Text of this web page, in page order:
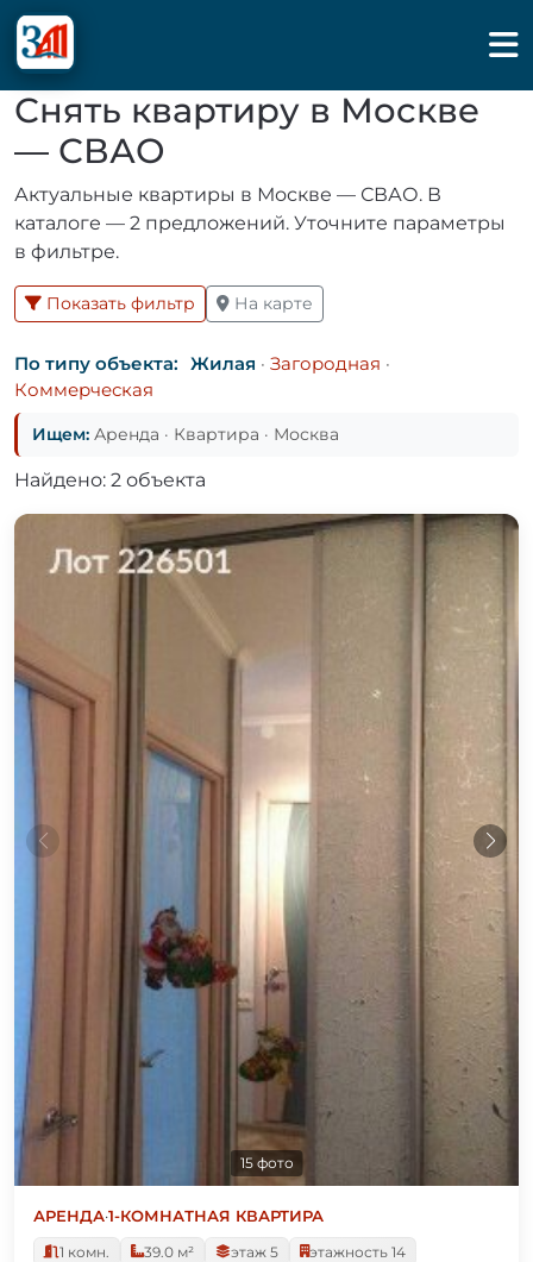
Снять квартиру в Москве
— СВАО
Актуальные квартиры в Москве — СВАО. В
каталоге — 2 предложений. Уточните параметры
в фильтре.
Показать фильтр На карте
По типу объекта: Жилая · Загородная ·
Коммерческая
Ищем: Аренда · Квартира · Москва
Найдено: 2 объекта
15 фото
АРЕНДА·1-КОМНАТНАЯ КВАРТИРА
1 комн.
39.0 м² этаж 5
этажность 14